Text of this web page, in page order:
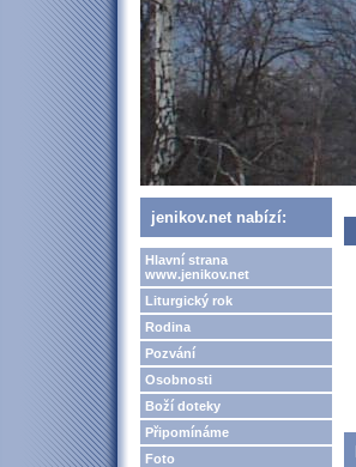
jenikov.net nabízí:
Hlavní strana
www.jenikov.net
Liturgický rok
Rodina
Pozvání
Osobnosti
Boží doteky
Připomínáme
Foto